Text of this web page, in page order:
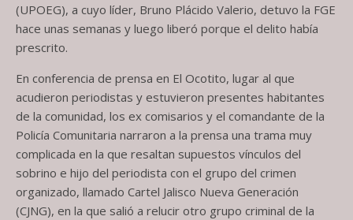
(UPOEG), a cuyo líder, Bruno Plácido Valerio, detuvo la FGE
hace unas semanas y luego liberó porque el delito había
prescrito.
En conferencia de prensa en El Ocotito, lugar al que
acudieron periodistas y estuvieron presentes habitantes
de la comunidad, los ex comisarios y el comandante de la
Policía Comunitaria narraron a la prensa una trama muy
complicada en la que resaltan supuestos vínculos del
sobrino e hijo del periodista con el grupo del crimen
organizado, llamado Cartel Jalisco Nueva Generación
(CJNG), en la que salió a relucir otro grupo criminal de la